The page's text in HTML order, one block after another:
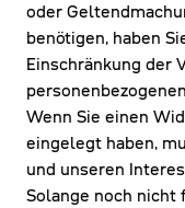
oder
benötigen, haben
Einschränkung der
Wenn Sie einen
eingelegt haben,
und unseren
Solange noch